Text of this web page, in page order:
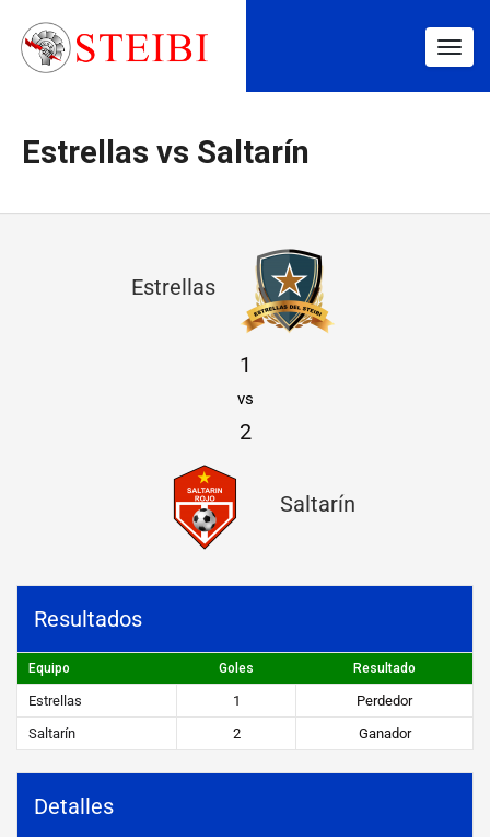
Estrellas vs Saltarín
v
S
t
Estrellas
1
vs
2
Saltarín
Resultados
Equipo Goles Resultado
Estrellas 1
Perdedor
Saltarín
2 Ganador
Detalles